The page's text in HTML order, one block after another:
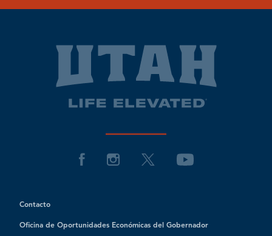
Contacto
Oficina de Oportunidades Económicas del Gobernador